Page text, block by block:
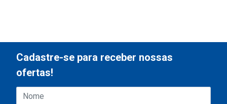
Cadastre-se para receber nossas
ofertas!